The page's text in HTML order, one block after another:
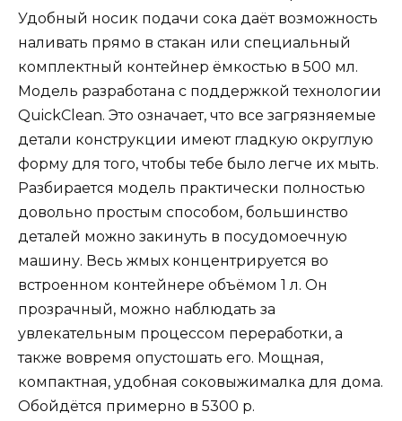
Удобный носик подачи сока даёт возможность
наливать прямо в стакан или специальный
комплектный контейнер ёмкостью в 500 мл.
Модель разработана с поддержкой технологии
QuickClean. Это означает, что все загрязняемые
детали конструкции имеют гладкую округлую
форму для того, чтобы тебе было легче их мыть.
Разбирается модель практически полностью
довольно простым способом, большинство
деталей можно закинуть в посудомоечную
машину. Весь жмых концентрируется во
встроенном контейнере объёмом 1 л. Он
прозрачный, можно наблюдать за
увлекательным процессом переработки, а
также вовремя опустошать его. Мощная,
компактная, удобная соковыжималка для дома.
Обойдётся примерно в 5300 р.